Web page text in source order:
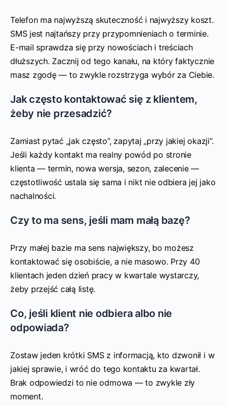
Telefon ma najwyższą skuteczność i najwyższy koszt.
SMS jest najtańszy przy przypomnieniach o terminie.
E-mail sprawdza się przy nowościach i treściach
dłuższych. Zacznij od tego kanału, na który faktycznie
masz zgodę — to zwykle rozstrzyga wybór za Ciebie.
Jak często kontaktować się z klientem,
żeby nie przesadzić?
Zamiast pytać „jak często”, zapytaj „przy jakiej okazji”.
Jeśli każdy kontakt ma realny powód po stronie
klienta — termin, nowa wersja, sezon, zalecenie —
częstotliwość ustala się sama i nikt nie odbiera jej jako
nachalności.
Czy to ma sens, jeśli mam małą bazę?
Przy małej bazie ma sens największy, bo możesz
kontaktować się osobiście, a nie masowo. Przy 40
klientach jeden dzień pracy w kwartale wystarczy,
żeby przejść całą listę.
Co, jeśli klient nie odbiera albo nie
odpowiada?
Zostaw jeden krótki SMS z informacją, kto dzwonił i w
jakiej sprawie, i wróć do tego kontaktu za kwartał.
Brak odpowiedzi to nie odmowa — to zwykle zły
moment.